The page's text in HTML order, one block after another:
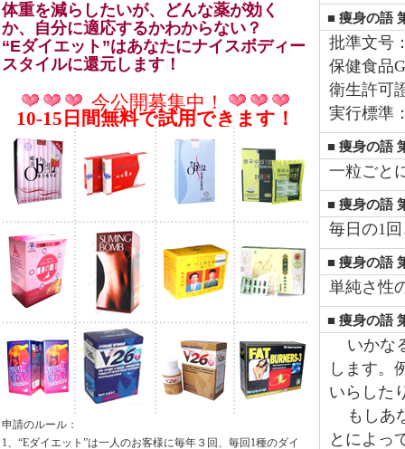
体重を減らしたいが、どんな薬が効く
か、自分に適応するかわからない？
“Eダイエット”はあなたにナイスボディー
スタイルに還元します！
今公開募集中！
10-15日間無料で試用できます！
申請のルール：
1、“Eダイエット”は一人のお客様に毎年３回、毎回1種のダイ
■ 痩身の語
批準文号
保健食品
衛生許可
実行標準
■ 痩身の語
一粒ごと
■ 痩身の語
毎日の1
■ 痩身の語
単純さ性
■ 痩身の語
いかな
します。
いらした
もしあ
とによっ